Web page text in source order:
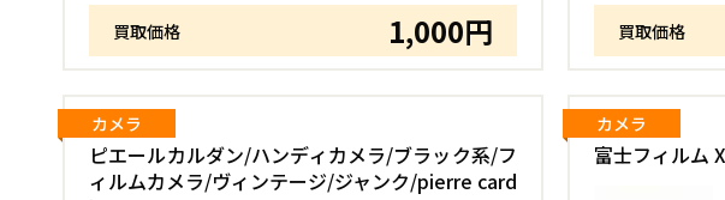
買取価格 1,000円 買取価格
ピエールカルダン/ハンディカメラ/ブラック系/フ
ィルムカメラ/ヴィンテージ/ジャンク/pierre card
カメラ
富士フィルム
カメラ